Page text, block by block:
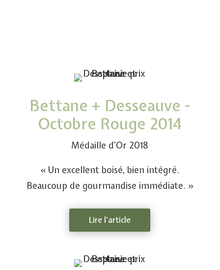
Bettane + Desseauve -
Octobre Rouge 2014
Médaille d’Or 2018
« Un excellent boisé, bien intégré.
Beaucoup de gourmandise immédiate. »
Lire l'article